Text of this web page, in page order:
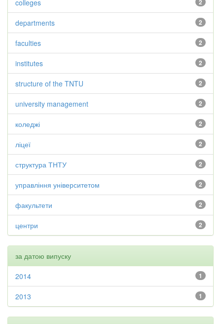
2
colleges
2
departments
2
faculties
2
institutes
2
structure of the TNTU
2
university management
2
коледжі
2
ліцеї
2
структура ТНТУ
2
управління університетом
2
факультети
2
центри
за датою випуску
1
2014
1
2013